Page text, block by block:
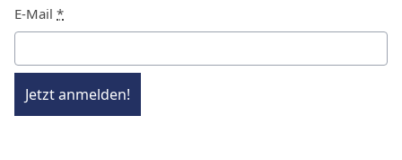
E-Mail *
Jetzt anmelden!